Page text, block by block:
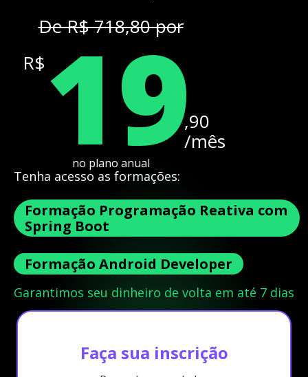
De R$ 718,80 por
R$ 19,90
/mês
no plano anual
Tenha acesso as formações:
Formação Programação Reativa com
Spring Boot
Formação Android Developer
Garantimos seu dinheiro de volta em até 7 dias
Faça sua inscrição